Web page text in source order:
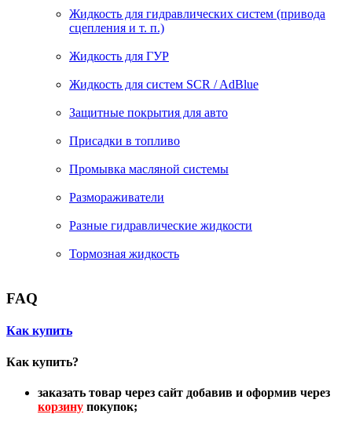
Жидкость для гидравлических систем (привода
сцепления и т. п.)
Жидкость для ГУР
Жидкость для систем SCR / AdBlue
Защитные покрытия для авто
Присадки в топливо
Промывка масляной системы
Размораживатели
Разные гидравлические жидкости
Тормозная жидкость
FAQ
Как купить
Как купить?
заказать товар через сайт добавив и оформив через
корзину покупок;